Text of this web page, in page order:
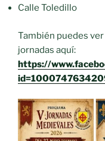
Calle Toledillo
También puedes
jornadas aquí:
https://